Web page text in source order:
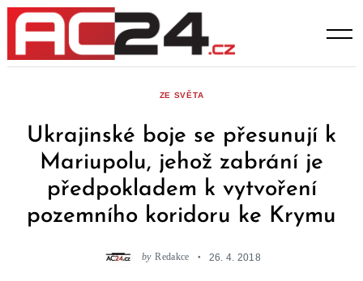
Skip
content
ZE SVĚTA
Ukrajinské boje se přesunují k
Mariupolu, jehož zabrání je
předpokladem k vytvoření
pozemního koridoru ke Krymu
by Redakce 26. 4. 2018